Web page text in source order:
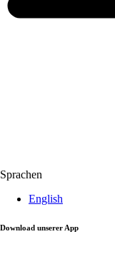
Sprachen
English
Download unserer App